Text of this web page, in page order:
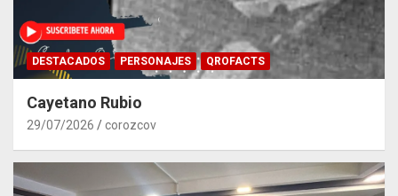
DESTACADOS PERSONAJES QROFACTS
Cayetano Rubio
29/07/2026 corozcov